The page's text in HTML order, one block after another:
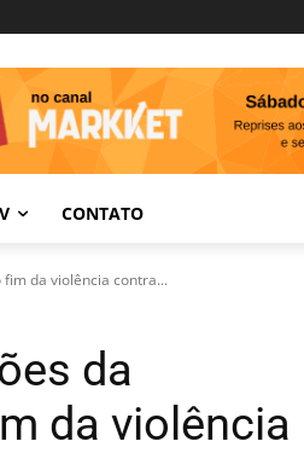
CONTATO
da violência contra...
da
da violência